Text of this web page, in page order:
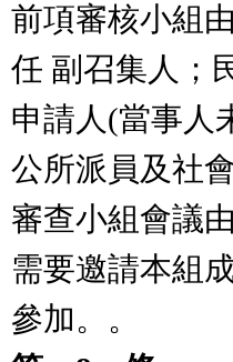
前項審核小組
任 副召集人；
申請人(當事人
公所派員及社
審查小組會議
需要邀請本組
參加。 。